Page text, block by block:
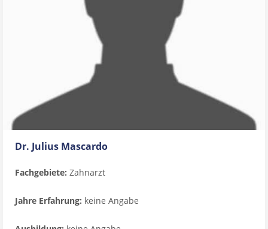
Dr. Julius Mascardo
Fachgebiete: Zahnarzt
Jahre Erfahrung: keine Angabe